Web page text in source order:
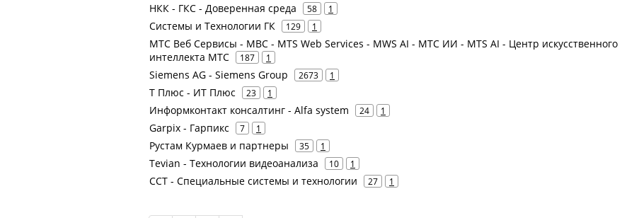
НКК - ГКС - Доверенная среда 58 1
Системы и Технологии ГК 129 1
МТС Веб Сервисы - МВС - MTS Web Services - MWS AI - МТС ИИ - MTS AI - Центр искусственного
интеллекта МТС
187 1
Siemens AG - Siemens Group 2673 1
Т Плюс - ИТ Плюс 23 1
Информконтакт консалтинг - Alfa system 24 1
Garpix - Гарпикс 7 1
Рустам Курмаев и партнеры 35 1
Tevian - Технологии видеоанализа 10 1
ССТ - Специальные системы и технологии 27 1